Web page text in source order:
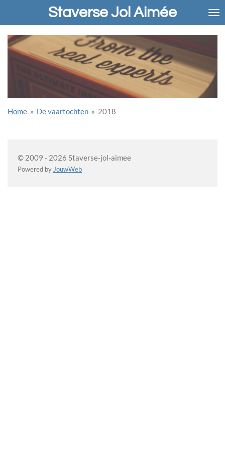
de
hoofdinhoud
Staverse Jol Aimée
Home » De vaartochten » 2018
© 2009 - 2026 Staverse-jol-aimee
Powered by JouwWeb